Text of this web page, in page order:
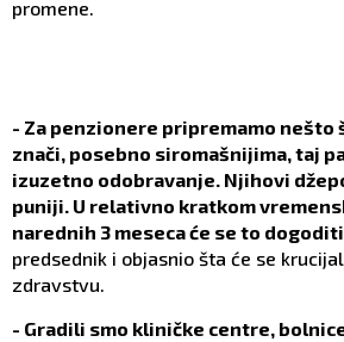
promene.
- Za penzionere pripremamo nešto
znači, posebno siromašnijima, taj
izuzetno odobravanje. Njihovi
puniji. U relativno kratkom
narednih 3 meseca će se to
predsednik i objasnio šta će se
zdravstvu.
- Gradili smo kliničke centre,